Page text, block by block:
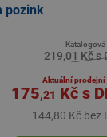
pozink
Katalogová
219,01 Kč s
Aktuální prodejní
175,21 Kč s
144,80 Kč bez